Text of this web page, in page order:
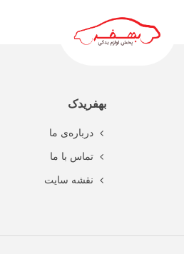
بهفریدک
درباره‌ی ما
تماس با ما
نقشه سایت